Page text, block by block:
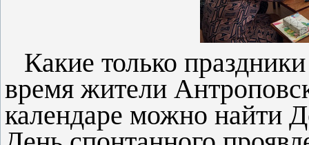
Какие только
время жители
календаре можно найти